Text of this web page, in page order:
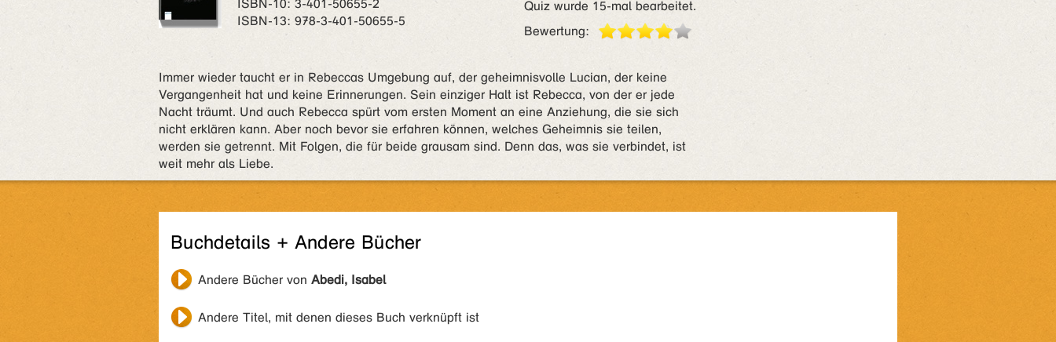
ISBN‑10: 3-401-50655-2
ISBN‑13: 978-3-401-50655-5
Quiz wurde 15-mal bearbeitet.
Bewertung:
Immer wieder taucht er in Rebeccas Umgebung auf, der geheimnisvolle Lucian, der keine
Vergangenheit hat und keine Erinnerungen. Sein einziger Halt ist Rebecca, von der er jede
Nacht träumt. Und auch Rebecca spürt vom ersten Moment an eine Anziehung, die sie sich
nicht erklären kann. Aber noch bevor sie erfahren können, welches Geheimnis sie teilen,
werden sie getrennt. Mit Folgen, die für beide grausam sind. Denn das, was sie verbindet, ist
weit mehr als Liebe.
Buchdetails + Andere Bücher
Andere Bücher von Abedi, Isabel
Andere Titel, mit denen dieses Buch verknüpft ist